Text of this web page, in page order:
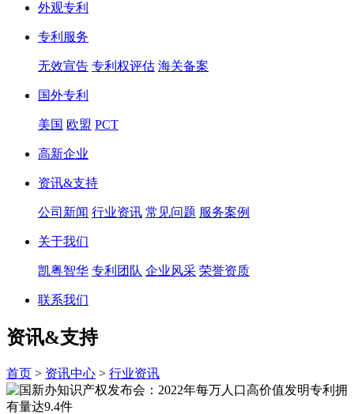
外观专利
专利服务
无效宣告 专利权评估 海关备案
国外专利
美国 欧盟 PCT
高新企业
资讯&支持
公司新闻 行业资讯 常见问题 服务案例
关于我们
凯粤智华 专利团队 企业风采 荣誉资质
联系我们
资讯&支持
首页 > 资讯中心 > 行业资讯